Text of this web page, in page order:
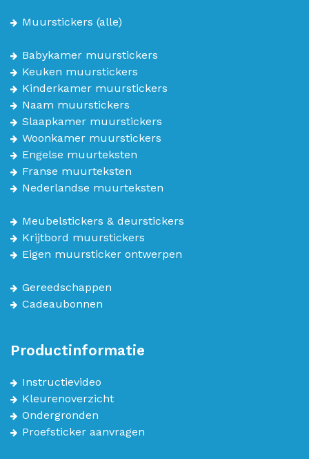
Muurstickers (alle)
Babykamer muurstickers
Keuken muurstickers
Kinderkamer muurstickers
Naam muurstickers
Slaapkamer muurstickers
Woonkamer muurstickers
Engelse muurteksten
Franse muurteksten
Nederlandse muurteksten
Meubelstickers & deurstickers
Krijtbord muurstickers
Eigen muursticker ontwerpen
Gereedschappen
Cadeaubonnen
Productinformatie
Instructievideo
Kleurenoverzicht
Ondergronden
Proefsticker aanvragen